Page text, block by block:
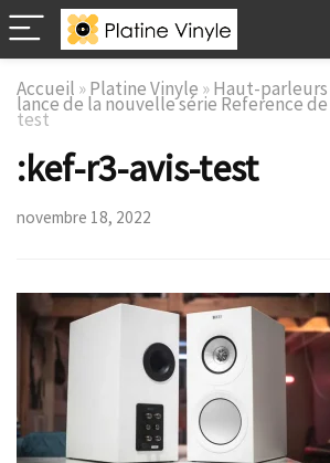
Accueil »Platine Vinyle »Haut-parleurs
lance de la nouvelle série Reference de
test
:kef-r3-avis-test
novembre 18, 2022